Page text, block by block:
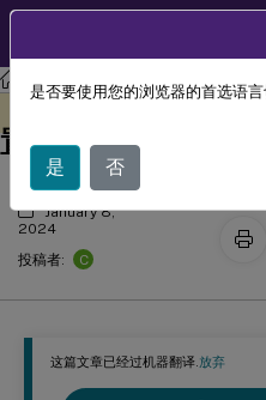
Profile Management Profile
这篇文章已经过机器翻译.放弃
在多个文件服务器
置文件
January 8,
2024
投稿者:
C
是否要使用您的浏览器的首选语
是 否